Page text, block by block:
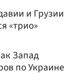
и Грузии
«трио»
Запад
по Украине